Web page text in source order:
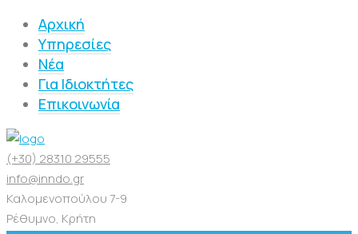
Αρχική
Υπηρεσίες
Νέα
Για Ιδιοκτήτες
Επικοινωνία
(+30) 28310 29555
info@inndo.gr
Καλομενοπούλου 7-9
Ρέθυμνο, Κρήτη